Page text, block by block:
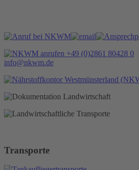
+49 (0)2861 80428 0
info@nkwm.de
Transporte